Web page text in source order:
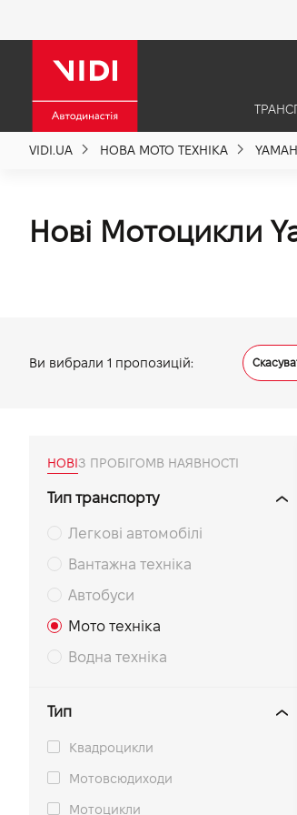
VIDI.UA НОВА МОТО ТЕХНІКА
Нові Мотоцикли
Ви вибрали 1 пропозицій:
НОВІЗ ПРОБІГОМВ НАЯВНОСТІ
Тип транспорту
Легкові автомобілі
Вантажна техніка
Автобуси
Мото техніка
Водна техніка
Тип
Квадроцикли
Мотовсюдиходи
Мотоцикли
Про компанію
Вакансії
Підпишись на наш канал та
акціями, послугами та